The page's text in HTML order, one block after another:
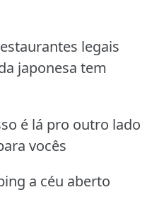
legais
japonesa tem
é lá pro outro lado
vocês
a céu aberto